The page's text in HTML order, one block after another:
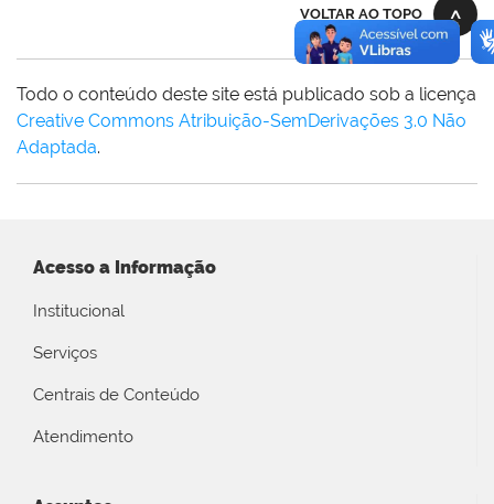
VOLTAR AO TOPO
Todo o conteúdo deste site está publicado sob a licença
Creative Commons Atribuição-SemDerivações 3.0 Não
Adaptada.
Acesso a Informação
Institucional
Serviços
Centrais de Conteúdo
Atendimento